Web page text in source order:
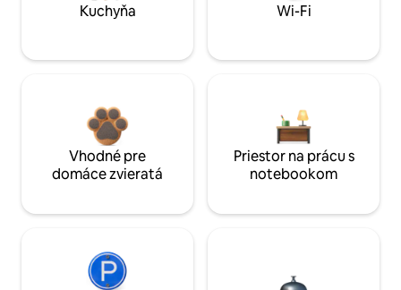
Kuchyňa Wi-Fi
Vhodné pre
domáce zvieratá
Priestor na prácu s
notebookom